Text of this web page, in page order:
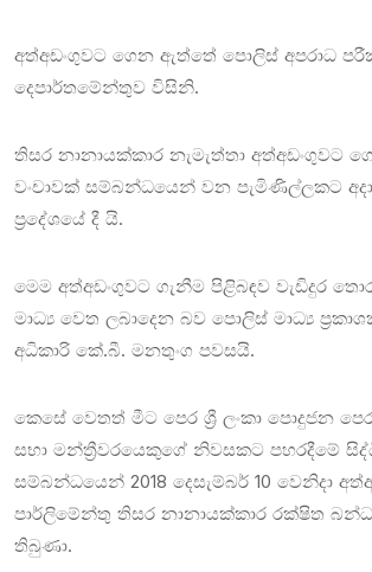
අත්අඩංගුවට ගෙන ඇත්තේ පොලිස් අපරාධ
දෙපාර්තමේන්තුව විසිනි.
තිසර නානායක්කාර නැමැත්තා අත්අඩංගුවට
වංචාවක් සම්බන්ධයෙන් වන පැමිණිල්ලකට
ප්‍රදේශයේ දී යි.
මෙම අත්අඩංගුවට ගැනීම පිළිබඳව වැඩිදුර
මාධ්‍ය වෙත ලබාදෙන බව පොලිස් මාධ්‍ය
අධිකාරි කේ.බී. මනතුංග පවසයි.
කෙසේ වෙතත් මීට පෙර ශ්‍රී ලංකා පොදුජන
සභා මන්ත්‍රීවරයෙකුගේ නිවසකට පහරදීමේ
සම්බන්ධයෙන් 2018 දෙසැම්බර් 10 වෙනිදා
පාර්ලිමේන්තු තිසර නානායක්කාර රක්ෂිත
තිබුණා.